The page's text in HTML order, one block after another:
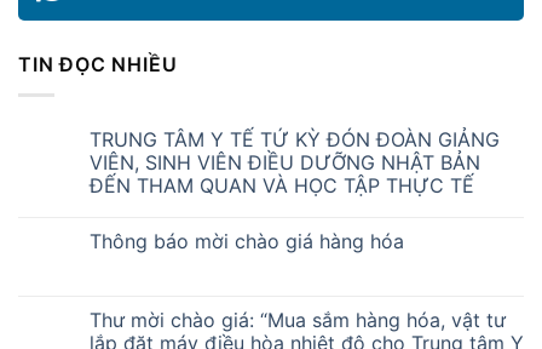
TIN ĐỌC NHIỀU
TRUNG TÂM Y TẾ TỨ KỲ ĐÓN ĐOÀN GIẢNG
VIÊN, SINH VIÊN ĐIỀU DƯỠNG NHẬT BẢN
ĐẾN THAM QUAN VÀ HỌC TẬP THỰC TẾ
Thông báo mời chào giá hàng hóa
Thư mời chào giá: “Mua sắm hàng hóa, vật tư
lắp đặt máy điều hòa nhiệt độ cho Trung tâm Y